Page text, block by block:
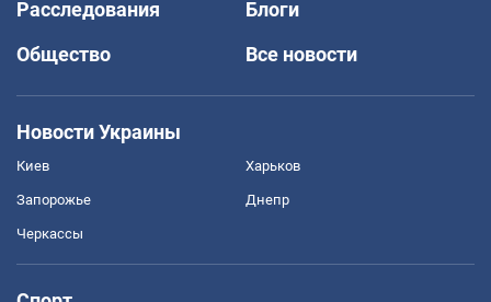
Расследования
Блоги
Общество
Все новости
Новости Украины
Киев Харьков
Запорожье Днепр
Черкассы